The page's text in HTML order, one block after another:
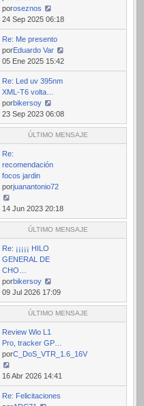
poroseznos
Ver
último
mensaje
24 Sep 2025 06:18
Re: Me presento
porEduardo Var
Ver
último
mensaje
05 Ene 2025 15:42
Re: Led uv 395nm
XML-T6 volta…
porbikersoy
Ver
último
mensaje
23 Sep 2023 06:08
ÚLTIMO MENSAJE
Re:
recomendación
focos jardin
porjuanantonio72
Ver
último
mensaje
14 Jun 2023 20:18
ÚLTIMO MENSAJE
Re: ¡¡¡¡¡ HILO
GENERAL DE
CHO…
porbikersoy
Ver
último
mensaje
09 Jul 2026 17:09
ÚLTIMO MENSAJE
Review Wio L1
Pro, tracker GP…
porC_DoS_VTR_1.6_16V
Ver
último
mensaje
16 Abr 2026 14:41
Re: Felicitaciones